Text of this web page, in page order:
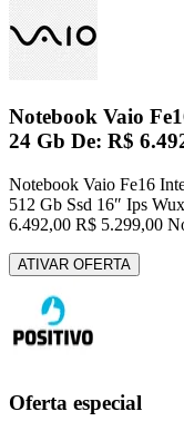
Notebook Vaio
24 Gb De: R$
Notebook Vaio Fe16
512 Gb Ssd 16″ Ips
6.492,00 R$ 5.299,00
ATIVAR OFERTA
Oferta especial